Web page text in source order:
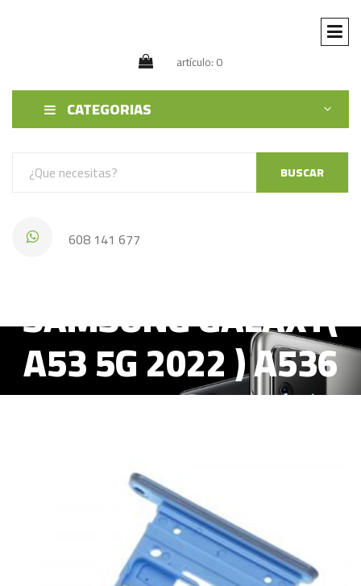
artículo: 0
CATEGORIAS
BUSCAR
608 141 677
SAMSUNG GALAXY(
A53 5G 2022 ) A536
BANDEJA SIM AZUL